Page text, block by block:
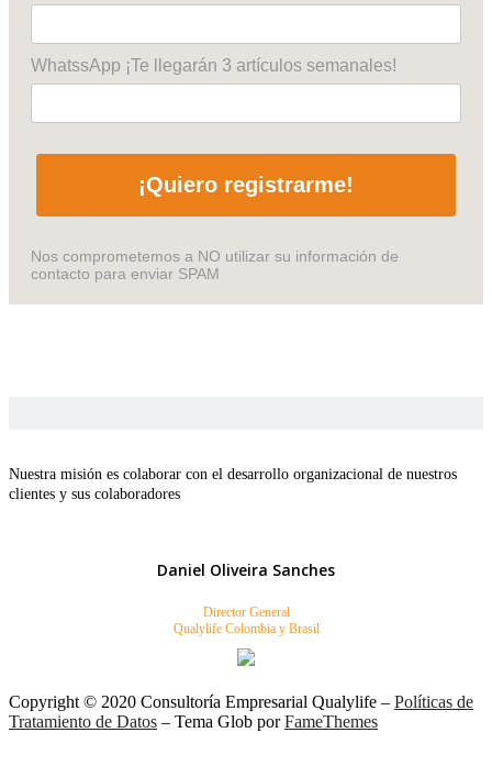
WhatssApp ¡Te llegarán 3 artículos semanales!
¡Quiero registrarme!
Nos comprometemos a NO utilizar su información de
contacto para enviar SPAM
Nuestra misión es colaborar con el desarrollo organizacional de nuestros
clientes y sus colaboradores
Daniel Oliveira Sanches
Director General
Qualylife Colombia y Brasil
Copyright © 2020 Consultoría Empresarial Qualylife – Políticas de
Tratamiento de Datos – Tema Glob porFameThemes